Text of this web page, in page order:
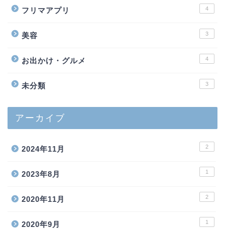
フリマアプリ 4
美容 3
お出かけ・グルメ 4
未分類 3
アーカイブ
2024年11月 2
2023年8月 1
2020年11月 2
2020年9月 1